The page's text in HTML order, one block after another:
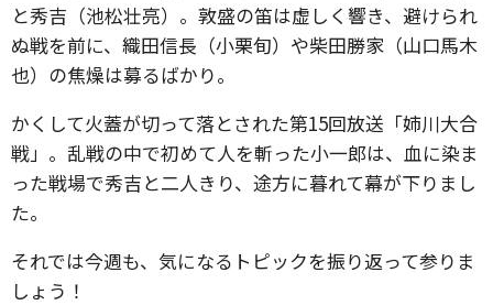
と秀吉（池松壮亮）。敦盛の笛は虚しく響き、避けられ
ぬ戦を前に、織田信長（小栗旬）や柴田勝家（山口馬木
也）の焦燥は募るばかり。
かくして火蓋が切って落とされた第15回放送「姉川大合
戦」。乱戦の中で初めて人を斬った小一郎は、血に染ま
った戦場で秀吉と二人きり、途方に暮れて幕が下りまし
た。
それでは今週も、気になるトピックを振り返って参りま
しょう！